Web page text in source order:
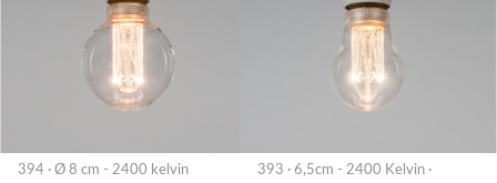
394 · Ø 8 cm - 2400 kelvin
393 · 6,5cm - 2400 Kelvin ·